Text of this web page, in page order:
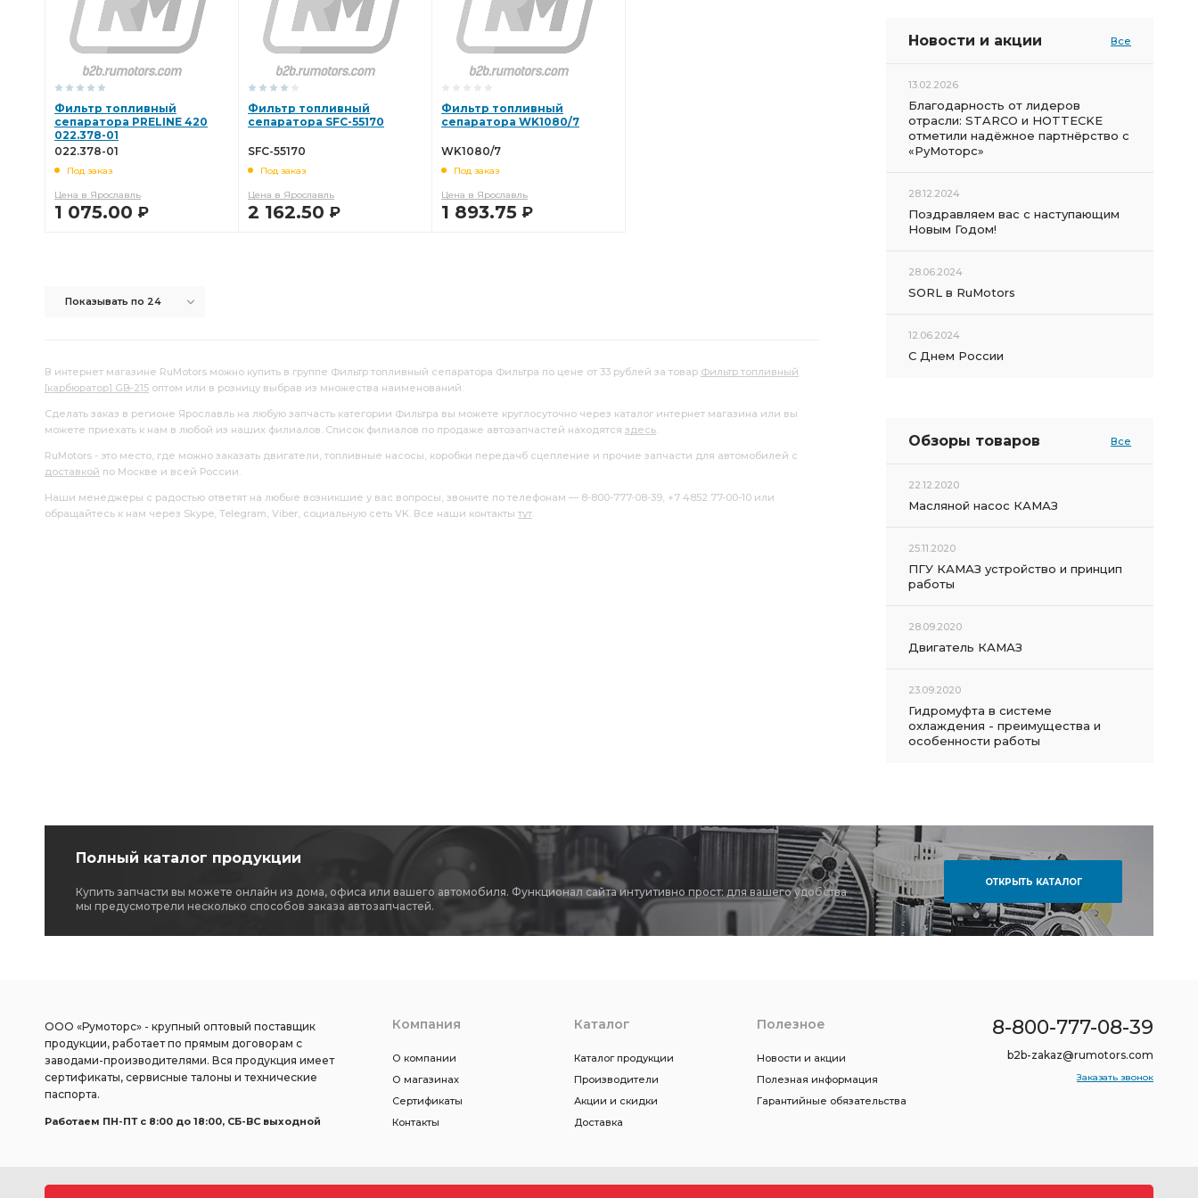
Фильтр топливный
сепаратора PRELINE 420
022.378-01
022.378-01
Под заказ
Цена в Ярославль
1 075.00 Р
Фильтр топливный
сепаратора SFC-55170
SFC-55170
Под заказ
Цена в Ярославль
2 162.50 Р
Фильтр топливный
сепаратора WK1080/7
WK1080/7
Под заказ
Цена в Ярославль
1 893.75 Р
Показывать по 24
В интернет магазине RuMotors можно купить в группе Фильтр топливный сепаратора Фильтра по цене от 33 рублей за товар Фильтр топливный
[карбюратор] GB-215 оптом или в розницу выбрав из множества наименований.
Сделать заказ в регионе Ярославль на любую запчасть категории Фильтра вы можете круглосуточно через каталог интернет магазина или вы
можете приехать к нам в любой из наших филиалов. Список филиалов по продаже автозапчастей находятся здесь.
RuMotors - это место, где можно заказать двигатели, топливные насосы, коробки передачб сцепление и прочие запчасти для автомобилей с
доставкой по Москве и всей России.
Наши менеджеры с радостью ответят на любые возникшие у вас вопросы, звоните по телефонам — 8-800-777-08-39, +7 4852 77-00-10 или
обращайтесь к нам через Skype, Telegram, Viber, социальную сеть VK. Все наши контакты тут.
Новости и акции Все
13.02.2026
Благодарность от лидеров
отрасли: STARCO и HOTTECKE
отметили надёжное партнёрство с
«РуМоторс»
28.12.2024
Поздравляем вас с наступающим
Новым Годом!
28.06.2024
SORL в RuMotors
12.06.2024
С Днем России
Обзоры товаров Все
22.12.2020
Масляной насос КАМАЗ
25.11.2020
ПГУ КАМАЗ устройство и принцип
работы
28.09.2020
Двигатель КАМАЗ
23.09.2020
Гидромуфта в системе
охлаждения - преимущества и
особенности работы
Полный каталог продукции
Купить запчасти вы можете онлайн из дома, офиса или вашего автомобиля. Функционал сайта интуитивно прост: для вашего удобства
мы предусмотрели несколько способов заказа автозапчастей.
ОТКРЫТЬ КАТАЛОГ
ООО «Румоторс» - крупный оптовый поставщик
продукции, работает по прямым договорам с
заводами-производителями. Вся продукция имеет
сертификаты, сервисные талоны и технические
паспорта.
Работаем ПН-ПТ c 8:00 до 18:00, СБ-ВС выходной
Компания
О компании
О магазинах
Сертификаты
Контакты
Каталог
Каталог продукции
Производители
Акции и скидки
Доставка
Полезное
Новости и акции
Полезная информация
Гарантийные обязательства
8-800-777-08-39
b2b-zakaz@rumotors.com
Заказать звонок